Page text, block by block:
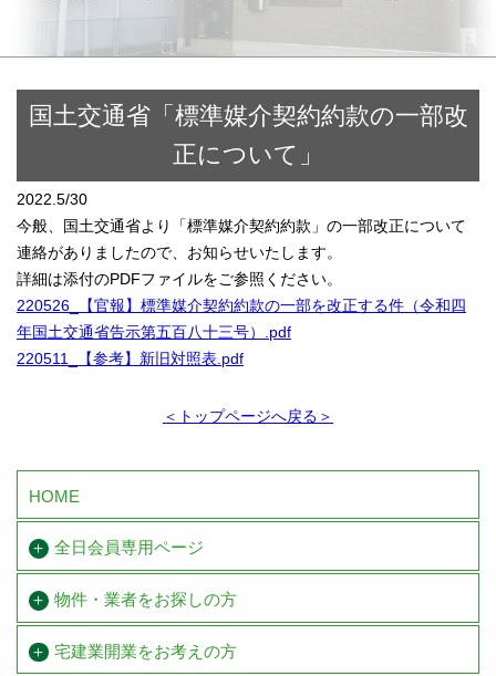
国土交通省「標準媒介契約約款の一部改
正について」
2022.5/30
今般、国土交通省より「標準媒介契約約款」の一部改正について
連絡がありましたので、お知らせいたします。
詳細は添付のPDFファイルをご参照ください。
220526_【官報】標準媒介契約約款の一部を改正する件（令和四
年国土交通省告示第五百八十三号）.pdf
220511_【参考】新旧対照表.pdf
＜トップページへ戻る＞
HOME
全日会員専用ページ
物件・業者をお探しの方
宅建業開業をお考えの方